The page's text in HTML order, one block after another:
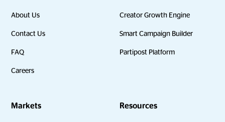
About Us
Contact Us
FAQ
Careers
Creator Growth Engine
Smart Campaign Builder
Partipost Platform
Markets Resources